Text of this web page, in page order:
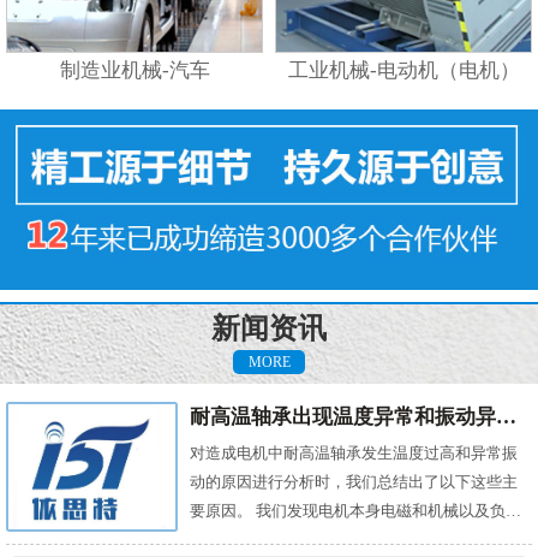
制造业机械-汽车 工业机械-电动机（电机）
新闻资讯
MORE
耐高温轴承出现温度异常和振动异常的原因有哪些？
对造成电机中耐高温轴承发生温度过高和异常振
动的原因进行分析时，我们总结出了以下这些主
要原因。 我们发现电机本身电磁和机械以及负载